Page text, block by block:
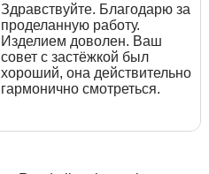
Здравствуйте. Благодарю за
проделанную работу.
Изделием доволен. Ваш
совет с застёжкой был
хороший, она действительно
гармонично смотреться.